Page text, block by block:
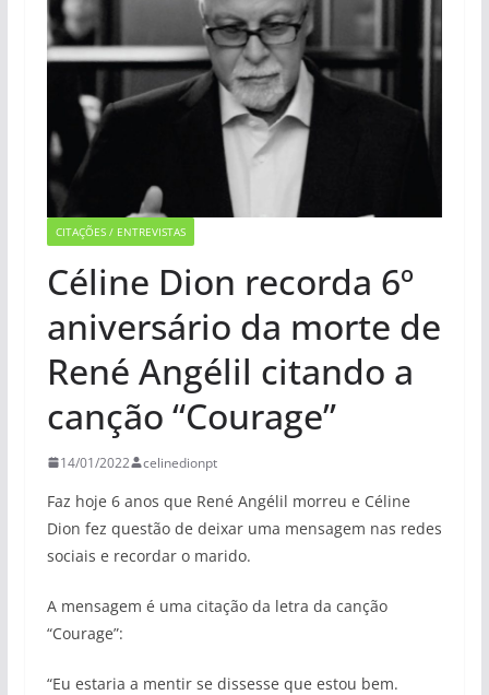
CITAÇÕES / ENTREVISTAS
Céline Dion recorda 6º
aniversário da morte de
René Angélil citando a
canção “Courage”
14/01/2022 celinedionpt
Faz hoje 6 anos que René Angélil morreu e Céline
Dion fez questão de deixar uma mensagem nas redes
sociais e recordar o marido.
A mensagem é uma citação da letra da canção
“Courage”:
“Eu estaria a mentir se dissesse que estou bem.